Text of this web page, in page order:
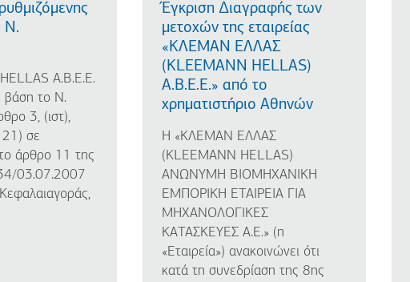
Ν.
A.B.E.E.
βάση το Ν.
3, (ιστ),
21) σε
άρθρο 11 της
03.07.2007
Έγκριση Διαγραφής των
μετοχών της εταιρείας
«ΚΛΕΜΑΝ ΕΛΛΑΣ
(KLEEMANN HELLAS)
Α.Β.Ε.Ε.» από το
χρηματιστήριο Αθηνών
Η «ΚΛΕΜΑΝ ΕΛΛΑΣ
(KLEEMANN HELLAS)
ΑΝΩΝΥΜΗ ΒΙΟΜΗΧΑΝΙΚΗ
ΕΜΠΟΡΙΚΗ ΕΤΑΙΡΕΙΑ ΓΙΑ
ΜΗΧΑΝΟΛΟΓΙΚΕΣ
ΚΑΤΑΣΚΕΥΕΣ Α.Ε.» (η
«Εταιρεία») ανακοινώνει ότι
κατά τη συνεδρίαση της 8ης